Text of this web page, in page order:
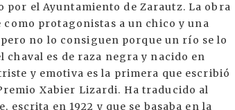
el Ayuntamiento de Zarautz. La obra
protagonistas a un chico y una
no lo consiguen porque un río se lo
es de raza negra y nacido en
y emotiva es la primera que escribió
Xabier Lizardi. Ha traducido al
escrita en 1922 y que se basaba en la